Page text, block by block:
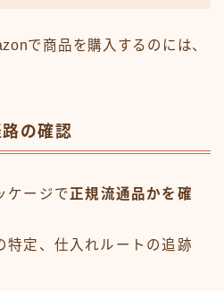
で商品を購入するのには、
の確認
ケージで 正規流通品かを確
特定、仕入れルートの追跡